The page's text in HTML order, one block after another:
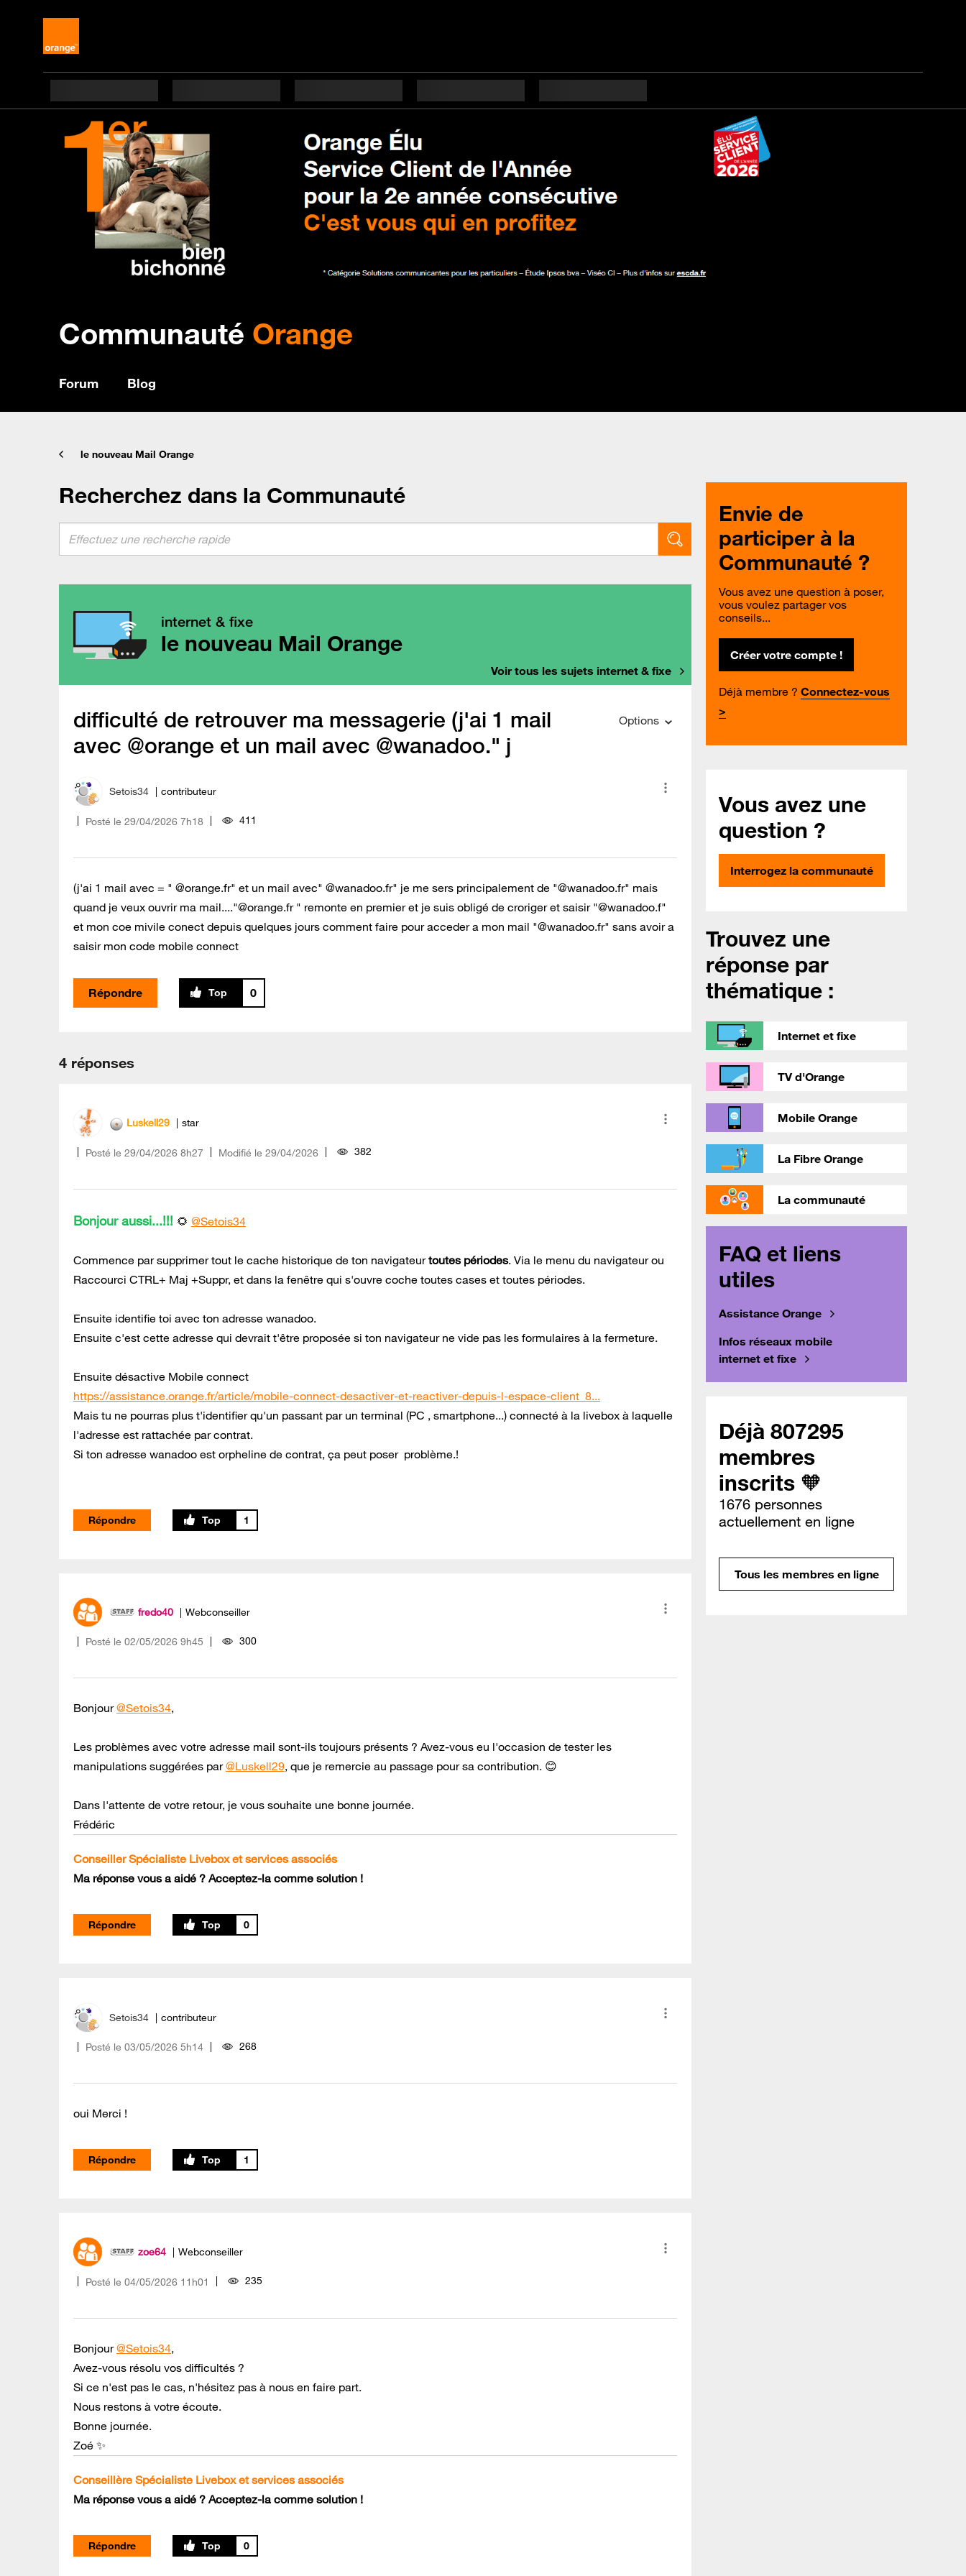
Communauté Orange
Forum Blog
le nouveau Mail Orange
Recherchez dans la Communauté
internet & fixe
le nouveau Mail Orange
Voir tous les sujets internet & fixe
difficulté de retrouver ma messagerie (j'ai 1 mail
avec @orange et un mail avec @wanadoo." j
Options
Setois34 contributeur
Posté le ‎29/04/2026 7h18 411
(j'ai 1 mail avec = " @orange.fr" et un mail avec" @wanadoo.fr" je me sers principalement de "@wanadoo.fr" mais
quand je veux ouvrir ma mail...."@orange.fr " remonte en premier et je suis obligé de croriger et saisir "@wanadoo.f"
et mon coe mivile conect depuis quelques jours comment faire pour acceder a mon mail "@wanadoo.fr" sans avoir a
saisir mon code mobile connect
Répondre 0
4 réponses
Luskell29 star
Posté le ‎29/04/2026 8h27 Modifié le 29/04/2026 382
Bonjour aussi...!!! 🌻 @Setois34
Commence par supprimer tout le cache historique de ton navigateurtoutes périodes. Via le menu du navigateur ou
Raccourci CTRL+ Maj +Suppr, et dans la fenêtre qui s'ouvre coche toutes cases et toutes périodes.
Ensuite identifie toi avec ton adresse wanadoo.
Ensuite c'est cette adresse qui devrait t'être proposée si ton navigateur ne vide pas les formulaires à la fermeture.
Ensuite désactive Mobile connect
https://assistance.orange.fr/article/mobile-connect-desactiver-et-reactiver-depuis-l-espace-client_8...
Mais tu ne pourras plus t'identifier qu'un passant par un terminal (PC , smartphone...) connecté à la livebox à laquelle
l'adresse est rattachée par contrat.
Si ton adresse wanadoo est orpheline de contrat, ça peut poser problème.!
Répondre 1
fredo40 Webconseiller
Posté le ‎02/05/2026 9h45 300
Bonjour@Setois34,
Les problèmes avec votre adresse mail sont-ils toujours présents ? Avez-vous eu l'occasion de tester les
manipulations suggérées par@Luskell29, que je remercie au passage pour sa contribution. 😊
Dans l'attente de votre retour, je vous souhaite une bonne journée.
Frédéric
Conseiller Spécialiste Livebox et services associés
Ma réponse vous a aidé ? Acceptez-la comme solution !
Répondre 0
Setois34 contributeur
Posté le ‎03/05/2026 5h14 268
oui Merci !
Répondre 1
zoe64 Webconseiller
Posté le ‎04/05/2026 11h01 235
Bonjour@Setois34,
Avez-vous résolu vos difficultés ?
Si ce n'est pas le cas, n'hésitez pas à nous en faire part.
Nous restons à votre écoute.
Bonne journée.
Zoé ✨
Conseillère Spécialiste Livebox et services associés
Ma réponse vous a aidé ? Acceptez-la comme solution !
Répondre 0
Envie de
participer à la
Communauté ?
Vous avez une question à poser,
vous voulez partager vos
conseils...
Créer votre compte !
Déjà membre ? Connectez-vous
>
Vous avez une
question ?
Interrogez la communauté
Trouvez une
réponse par
thématique :
Internet et fixe
TV d'Orange
Mobile Orange
La Fibre Orange
La communauté
FAQ et liens
utiles
Assistance Orange
Infos réseaux mobile
internet et fixe
Déjà 807295
membres
inscrits 🧡
1676 personnes
actuellement en ligne
Tous les membres en ligne